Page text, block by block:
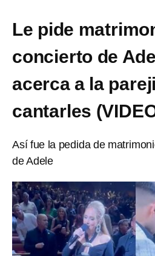
Le pide
concierto de
acerca a la
cantarles
Así fue la pedida de
de Adele